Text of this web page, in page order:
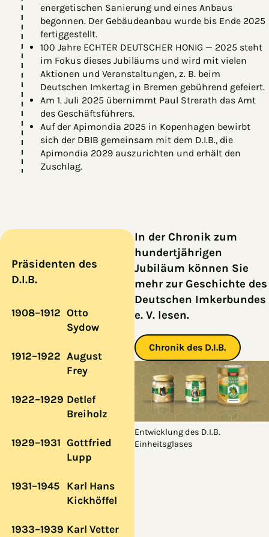
energetischen Sanierung und eines Anbaus
begonnen. Der Gebäudeanbau wurde bis Ende 2025
fertiggestellt.
100 Jahre ECHTER DEUTSCHER HONIG — 2025 steht
im Fokus dieses Jubiläums und wird mit vielen
Aktionen und Veranstaltungen, z. B. beim
Deutschen Imkertag in Bremen gebührend gefeiert.
Am 1. Juli 2025 übernimmt Paul Strerath das Amt
des Geschäftsführers.
Auf der Apimondia 2025 in Kopenhagen bewirbt
sich der DBIB gemeinsam mit dem D.I.B., die
Apimondia 2029 auszurichten und erhält den
Zuschlag.
In der Chronik zum
hundertjährigen
Jubiläum können Sie
mehr zur Geschichte des
Deutschen Imkerbundes
e. V. lesen.
Chronik des D.I.B.
Entwicklung des D.I.B.
Einheitsglases
Präsidenten des
D.I.B.
1908–1912 Otto
Sydow
1912–1922 August
Frey
1922–1929 Detlef
Breiholz
1929–1931 Gottfried
Lupp
1931–1945
Karl Hans
Kickhöffel
1933–1939 Karl Vetter